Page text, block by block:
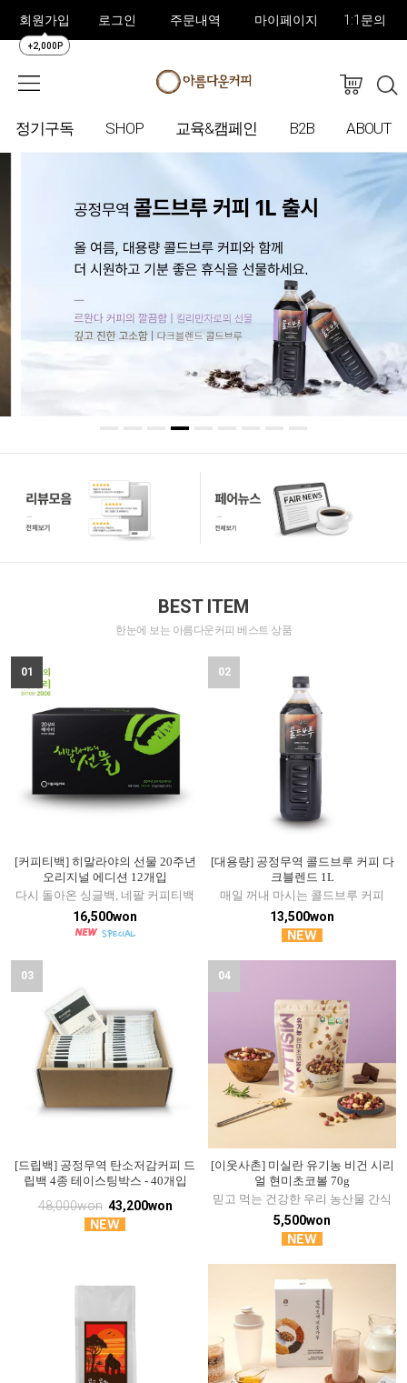
회원가입
+2,000P
로그인 주문내역 마이페이지 1:1문의
정기구독 SHOP 교육&캠페인 B2B ABOUT
BEST ITEM
한눈에 보는 아름다운커피 베스트 상품
01
[커피티백] 히말라야의 선물 20주년
오리지널 에디션 12개입
다시 돌아온 싱글백, 네팔 커피티백
16,500won
02
[대용량] 공정무역 콜드브루 커피 다
크블렌드 1L
매일 꺼내 마시는 콜드브루 커피
13,500won
03
[드립백] 공정무역 탄소저감커피 드
립백 4종 테이스팅박스 - 40개입
48,000won 43,200won
04
[이웃사촌] 미실란 유기농 비건 시리
얼 현미초코볼 70g
믿고 먹는 건강한 우리 농산물 간식
5,500won